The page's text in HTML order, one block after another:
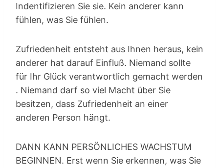
Indentifizieren Sie sie. Kein anderer kann
fühlen, was Sie fühlen.
Zufriedenheit entsteht aus Ihnen heraus, kein
anderer hat darauf Einfluß. Niemand sollte
für Ihr Glück verantwortlich gemacht werden
. Niemand darf so viel Macht über Sie
besitzen, dass Zufriedenheit an einer
anderen Person hängt.
DANN KANN PERSÖNLICHES WACHSTUM
BEGINNEN. Erst wenn Sie erkennen, was Sie